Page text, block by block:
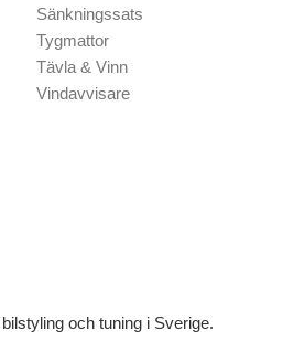
Sänkningssats
Tygmattor
Tävla & Vinn
Vindavvisare
och tuning i Sverige.